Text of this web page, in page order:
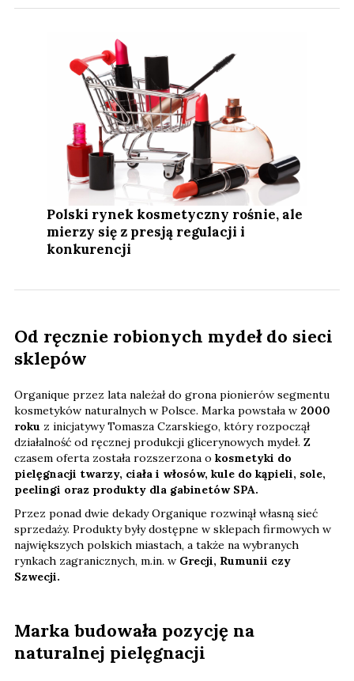
Polski rynek kosmetyczny rośnie, ale
mierzy się z presją regulacji i
konkurencji
Od ręcznie robionych mydeł do sieci
sklepów
Organique przez lata należał do grona pionierów segmentu
kosmetyków naturalnych w Polsce. Marka powstała w 2000
roku z inicjatywy Tomasza Czarskiego, który rozpoczął
działalność od ręcznej produkcji glicerynowych mydeł. Z
czasem oferta została rozszerzona o kosmetyki do
pielęgnacji twarzy, ciała i włosów, kule do kąpieli, sole,
peelingi oraz produkty dla gabinetów SPA.
Przez ponad dwie dekady Organique rozwinął własną sieć
sprzedaży. Produkty były dostępne w sklepach firmowych w
największych polskich miastach, a także na wybranych
rynkach zagranicznych, m.in. w Grecji, Rumunii czy
Szwecji.
Marka budowała pozycję na
naturalnej pielęgnacji